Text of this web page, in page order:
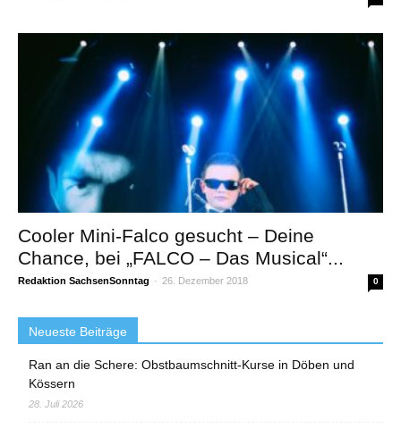
Cooler Mini-Falco gesucht – Deine
Chance, bei „FALCO – Das Musical“...
Redaktion SachsenSonntag - 26. Dezember 2018 0
Neueste Beiträge
Ran an die Schere: Obstbaumschnitt-Kurse in Döben und
Kössern
28. Juli 2026